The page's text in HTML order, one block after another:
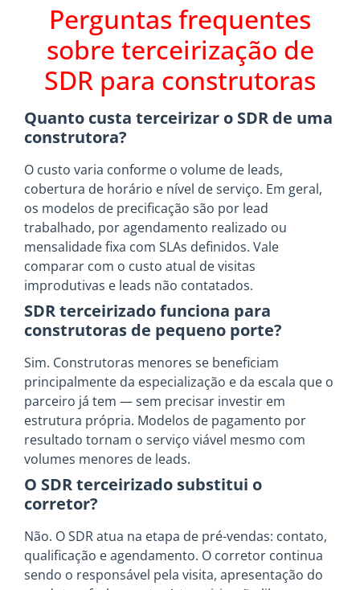
Perguntas frequentes
sobre terceirização de
SDR para construtoras
Quanto custa terceirizar o SDR de uma
construtora?
O custo varia conforme o volume de leads,
cobertura de horário e nível de serviço. Em geral,
os modelos de precificação são por lead
trabalhado, por agendamento realizado ou
mensalidade fixa com SLAs definidos. Vale
comparar com o custo atual de visitas
improdutivas e leads não contatados.
SDR terceirizado funciona para
construtoras de pequeno porte?
Sim. Construtoras menores se beneficiam
principalmente da especialização e da escala que o
parceiro já tem — sem precisar investir em
estrutura própria. Modelos de pagamento por
resultado tornam o serviço viável mesmo com
volumes menores de leads.
O SDR terceirizado substitui o
corretor?
Não. O SDR atua na etapa de pré-vendas: contato,
qualificação e agendamento. O corretor continua
sendo o responsável pela visita, apresentação do